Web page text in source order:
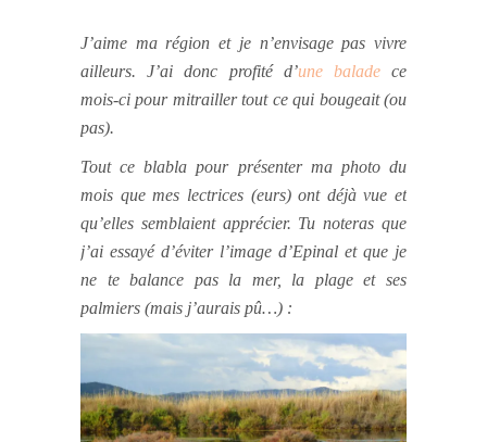
J’aime ma région et je n’envisage pas vivre
ailleurs. J’ai donc profité d’une baladece
mois-ci pour mitrailler tout ce qui bougeait (ou
pas).
Tout ce blabla pour présenter ma photo du
mois que mes lectrices (eurs) ont déjà vue et
qu’elles semblaient apprécier. Tu noteras que
j’ai essayé d’éviter l’image d’Epinal et que je
ne te balance pas la mer, la plage et ses
palmiers (mais j’aurais pû…) :